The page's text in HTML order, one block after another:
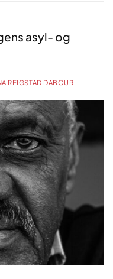
asyl- og
REIGSTAD DABOUR